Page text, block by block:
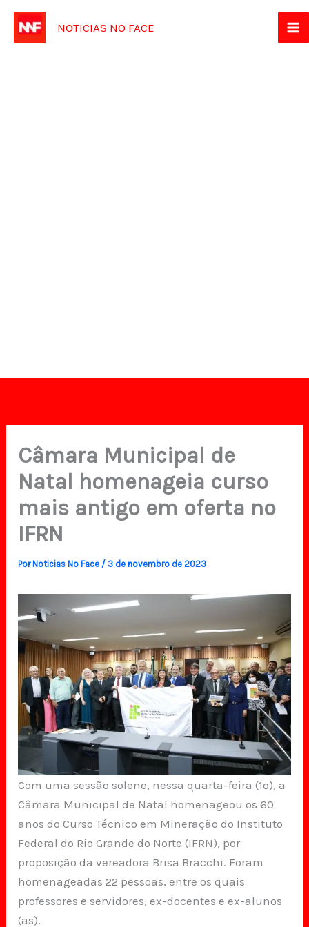
para
NOTICIAS NO FACE
Câmara Municipal de
Natal homenageia curso
mais antigo em oferta no
IFRN
PorNoticias No Face / 3 de novembro de 2023
Com uma sessão solene, nessa quarta-feira (1º), a
Câmara Municipal de Natal homenageou os 60
anos do Curso Técnico em Mineração do Instituto
Federal do Rio Grande do Norte (IFRN), por
proposição da vereadora Brisa Bracchi. Foram
homenageadas 22 pessoas, entre os quais
professores e servidores, ex-docentes e ex-alunos
(as).